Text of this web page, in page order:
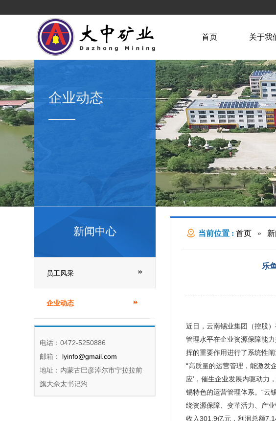
首页 关于我
企业动态
新闻中心
员工风采
企业动态
电话：0472-5250886
邮箱：
lyinfo@gmail.com
地址：内蒙古巴彦淖尔市宁拉拉前
旗大佘太书记沟
当前位置 : 首页»
乐
近日，云南锡业集团（控股
管理水平在企业资源保障能
挥的重要作用进行了系统性阐
“高质量的运营管理，能激发
应’，催生企业发展内驱动力
锡特色的运营管理体系。“云
绕资源保障、变革活力、产
收入301.9亿元，利润总额